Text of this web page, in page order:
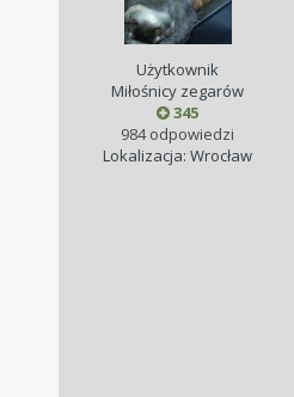
Użytkownik
Miłośnicy zegarów
345
984 odpowiedzi
Lokalizacja: Wrocław